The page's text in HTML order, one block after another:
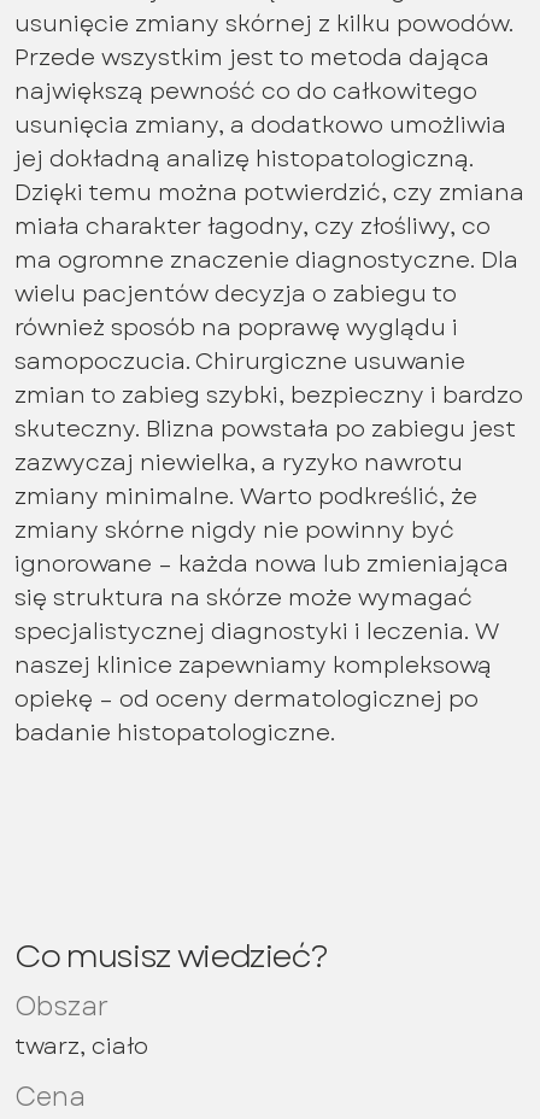
usunięcie zmiany skórnej z kilku powodów.
Przede wszystkim jest to metoda dająca
największą pewność co do całkowitego
usunięcia zmiany, a dodatkowo umożliwia
jej dokładną analizę histopatologiczną.
Dzięki temu można potwierdzić, czy zmiana
miała charakter łagodny, czy złośliwy, co
ma ogromne znaczenie diagnostyczne. Dla
wielu pacjentów decyzja o zabiegu to
również sposób na poprawę wyglądu i
samopoczucia. Chirurgiczne usuwanie
zmian to zabieg szybki, bezpieczny i bardzo
skuteczny. Blizna powstała po zabiegu jest
zazwyczaj niewielka, a ryzyko nawrotu
zmiany minimalne. Warto podkreślić, że
zmiany skórne nigdy nie powinny być
ignorowane – każda nowa lub zmieniająca
się struktura na skórze może wymagać
specjalistycznej diagnostyki i leczenia. W
naszej klinice zapewniamy kompleksową
opiekę – od oceny dermatologicznej po
badanie histopatologiczne.
Co musisz wiedzieć?
Obszar
twarz, ciało
Cena